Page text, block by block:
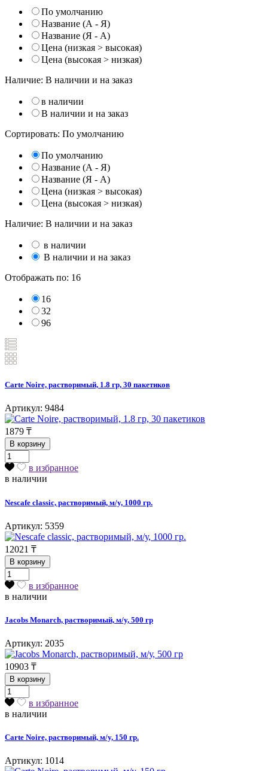
По умолчанию
Название (А - Я)
Название (Я - А)
Цена (низкая > высокая)
Цена (высокая > низкая)
Наличие: В наличии и на заказ
в наличии
В наличии и на заказ
Сортировать: По умолчанию
По умолчанию
Название (А - Я)
Название (Я - А)
Цена (низкая > высокая)
Цена (высокая > низкая)
Наличие: В наличии и на заказ
в наличии
В наличии и на заказ
Отображать по: 16
16
32
96
Carte Noire, растворимый, 1.8 гр, 30 пакетиков
Артикул: 9484
1879 ₸
В корзину
в избранное
в наличии
Nescafe classic, растворимый, м/у, 1000 гр.
Артикул: 5359
12021 ₸
В корзину
в избранное
в наличии
Jacobs Monarch, растворимый, м/у, 500 гр
Артикул: 2035
10903 ₸
В корзину
в избранное
в наличии
Carte Noire, растворимый, м/у, 150 гр.
Артикул: 1014